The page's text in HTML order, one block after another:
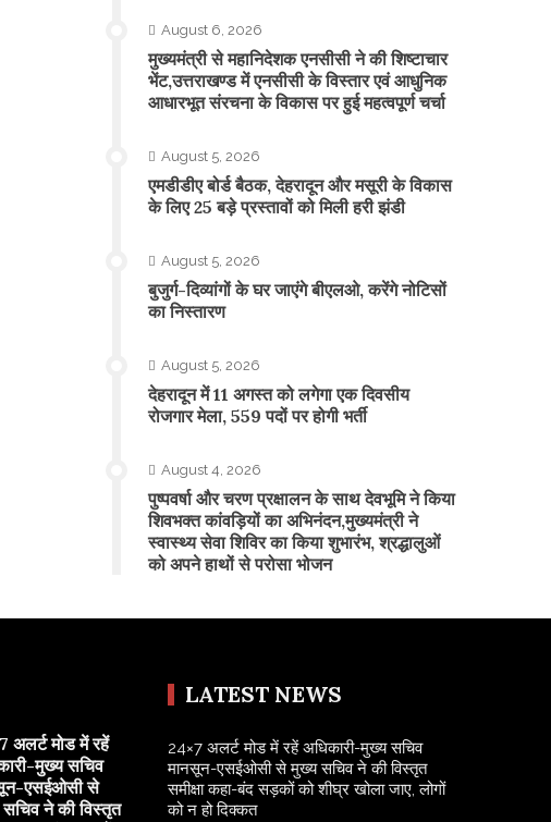
August 6, 2026
मुख्यमंत्री से महानिदेशक एनसीसी ने की शिष्टाचार
भेंट,उत्तराखण्ड में एनसीसी के विस्तार एवं आधुनिक
आधारभूत संरचना के विकास पर हुई महत्वपूर्ण चर्चा
August 5, 2026
एमडीडीए बोर्ड बैठक, देहरादून और मसूरी के विकास
के लिए 25 बड़े प्रस्तावों को मिली हरी झंडी
August 5, 2026
बुजुर्ग-दिव्यांगों के घर जाएंगे बीएलओ, करेंगे नोटिसों
का निस्तारण
August 5, 2026
​देहरादून में 11 अगस्त को लगेगा एक दिवसीय
रोजगार मेला, 559 पदों पर होगी भर्ती
August 4, 2026
पुष्पवर्षा और चरण प्रक्षालन के साथ देवभूमि ने किया
शिवभक्त कांवड़ियों का अभिनंदन,मुख्यमंत्री ने
स्वास्थ्य सेवा शिविर का किया शुभारंभ, श्रद्धालुओं
को अपने हाथों से परोसा भोजन
अलर्ट मोड में रहें
मुख्य सचिव
एसईओसी से
ने की विस्तृत
LATEST NEWS
24×7 अलर्ट मोड में रहें अधिकारी-मुख्य सचिव
मानसून-एसईओसी से मुख्य सचिव ने की विस्तृत
समीक्षा कहा-बंद सड़कों को शीघ्र खोला जाए, लोगों
को न हो दिक्कत